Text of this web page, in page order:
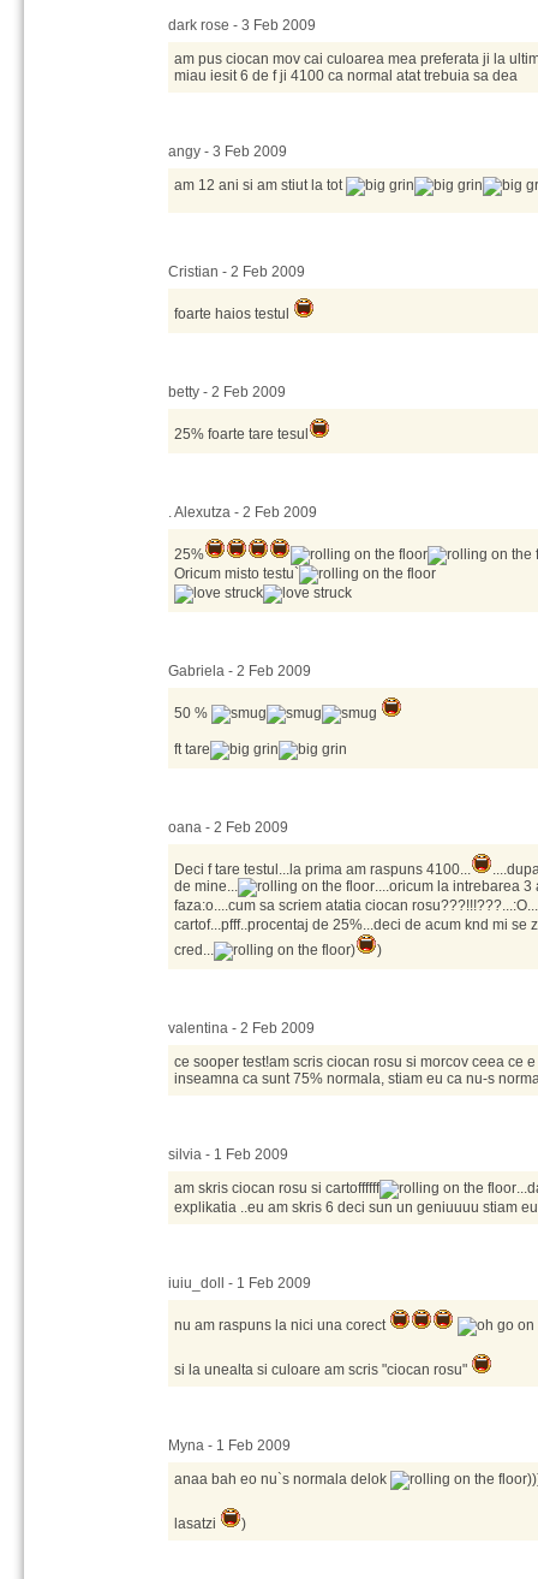
dark rose - 3 Feb 2009
am pus ciocan mov cai culoarea mea preferata ji la
miau iesit 6 de f ji 4100 ca normal atat trebuia sa dea
angy - 3 Feb 2009
am 12 ani si am stiut la tot
Cristian - 2 Feb 2009
foarte haios testul
betty - 2 Feb 2009
25% foarte tare tesul
. Alexutza - 2 Feb 2009
25%
Oricum misto testu`
Gabriela - 2 Feb 2009
50 %
ft tare
oana - 2 Feb 2009
Deci f tare testul...la prima am raspuns 4100...
de mine...
....oricum la intrebarea 3
faza:o....cum sa scriem atatia ciocan rosu???!!!???...:O...
cartof...pfff..procentaj de 25%...deci de acum knd mi se
cred...
) )
valentina - 2 Feb 2009
ce sooper test!am scris ciocan rosu si morcov ceea ce
inseamna ca sunt 75% normala, stiam eu ca nu-s
silvia - 1 Feb 2009
am skris ciocan rosu si cartoffffff
explikatia ..eu am skris 6 deci sun un geniuuuu stiam eu
iuiu_doll - 1 Feb 2009
nu am raspuns la nici una corect
si la unealta si culoare am scris "ciocan rosu"
Myna - 1 Feb 2009
anaa bah eo nu`s normala delok
lasatzi )